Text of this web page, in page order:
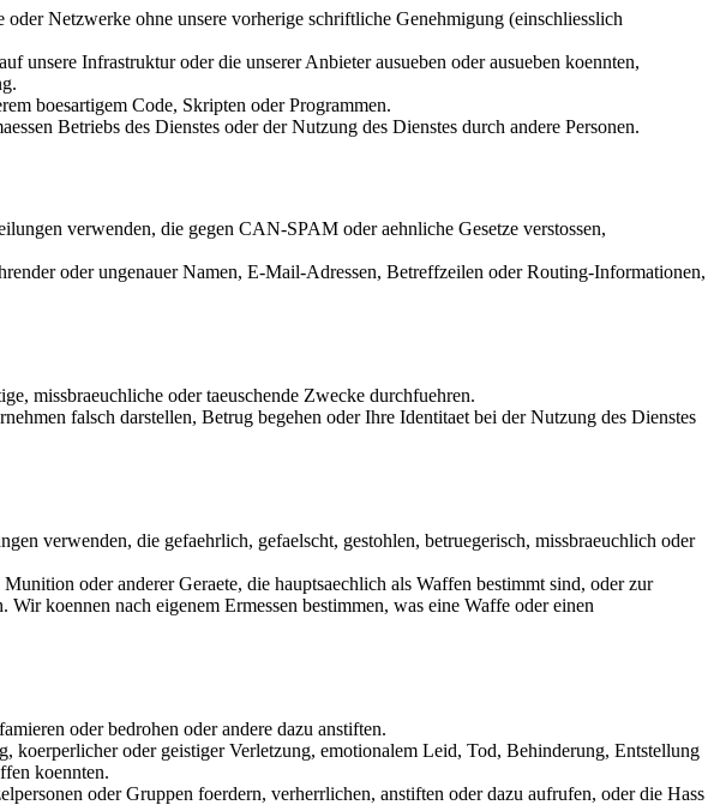
Netzwerke ohne unsere vorherige schriftliche Genehmigung (einschliesslich
unsere Infrastruktur oder die unserer Anbieter ausueben oder ausueben koennten,
boesartigem Code, Skripten oder Programmen.
Betriebs des Dienstes oder der Nutzung des Dienstes durch andere Personen.
verwenden, die gegen CAN-SPAM oder aehnliche Gesetze verstossen,
oder ungenauer Namen, E-Mail-Adressen, Betreffzeilen oder Routing-Informationen,
missbraeuchliche oder taeuschende Zwecke durchfuehren.
falsch darstellen, Betrug begehen oder Ihre Identitaet bei der Nutzung des Dienstes
verwenden, die gefaehrlich, gefaelscht, gestohlen, betruegerisch, missbraeuchlich oder
oder anderer Geraete, die hauptsaechlich als Waffen bestimmt sind, oder zur
koennen nach eigenem Ermessen bestimmen, was eine Waffe oder einen
oder bedrohen oder andere dazu anstiften.
koerperlicher oder geistiger Verletzung, emotionalem Leid, Tod, Behinderung, Entstellung
koennten.
oder Gruppen foerdern, verherrlichen, anstiften oder dazu aufrufen, oder die Hass